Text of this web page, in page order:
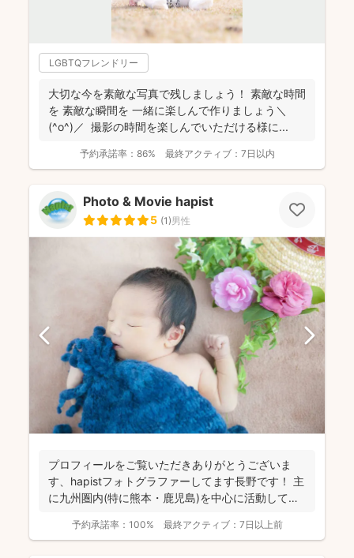
LGBTQフレンドリー
大切な今を素敵な写真で残しましょう！ 素敵な時間
を 素敵な瞬間を 一緒に楽しんで作りましょう＼
(^o^)／ 撮影の時間を楽しんでいただける様に...
予約承諾率： 86% 最終アクティブ： 7日以内
Photo & Movie hapist
5 (1)男性
プロフィールをご覧いただきありがとうございま
す、hapistフォトグラファーしてます長野です！ 主
に九州圏内(特に熊本・鹿児島)を中心に活動してお
予約承諾率： 100% 最終アクティブ： 7日以上前